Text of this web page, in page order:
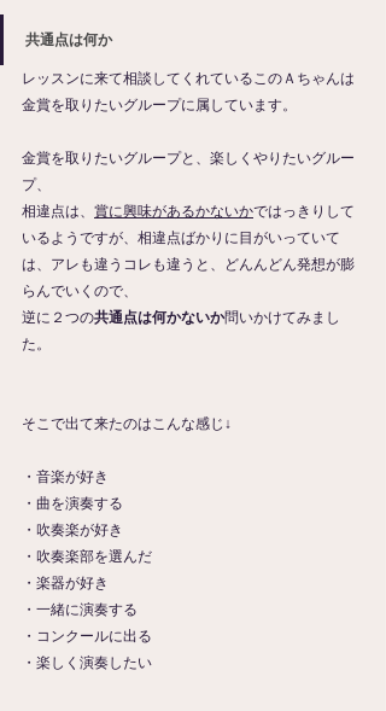
共通点は何か
レッスンに来て相談してくれているこのＡちゃんは
金賞を取りたいグループに属しています。
金賞を取りたいグループと、楽しくやりたいグルー
プ、
相違点は、 賞に興味があるかないかではっきりして
いるようですが、相違点ばかりに目がいっていて
は、アレも違うコレも違うと、どんんどん発想が膨
らんでいくので、
逆に２つの共通点は何かないか問いかけてみまし
た。
そこで出て来たのはこんな感じ↓
・音楽が好き
・曲を演奏する
・吹奏楽が好き
・吹奏楽部を選んだ
・楽器が好き
・一緒に演奏する
・コンクールに出る
・楽しく演奏したい